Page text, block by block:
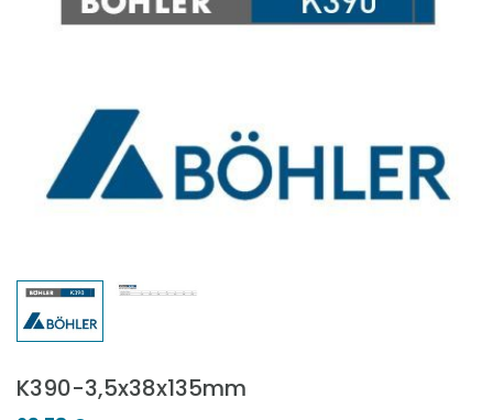
K390-3,5x38x135mm